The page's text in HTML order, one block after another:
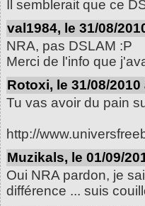
Il semblerait que ce
val1984, le 31/08/
NRA, pas DSLAM :P
Merci de l'info que
Rotoxi, le 31/08/2010
Tu vas avoir du pain
http://
Muzikals, le 01/09/
Oui NRA pardon, je
différence ... suis